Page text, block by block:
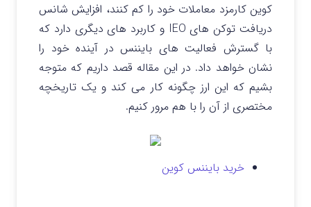
کوین کارمزد معاملات خود را کم کنند، افزایش شانس
دریافت توکن های IEO و کاربرد های دیگری دارد که
با گسترش فعالیت های بایننس در آینده خود را
نشان خواهد داد. در این مقاله قصد داریم که متوجه
بشیم که این ارز چگونه کار می کند و یک تاریخچه
مختصری از آن را با هم مرور کنیم.
خرید بایننس کوین